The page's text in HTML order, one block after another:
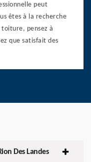
peut
êtes à la recherche
pensez à
que satisfait des
Des Landes